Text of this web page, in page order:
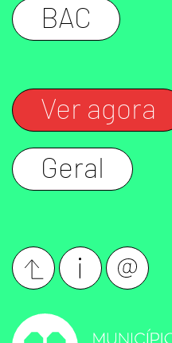
BAC
Ver agora
Geral